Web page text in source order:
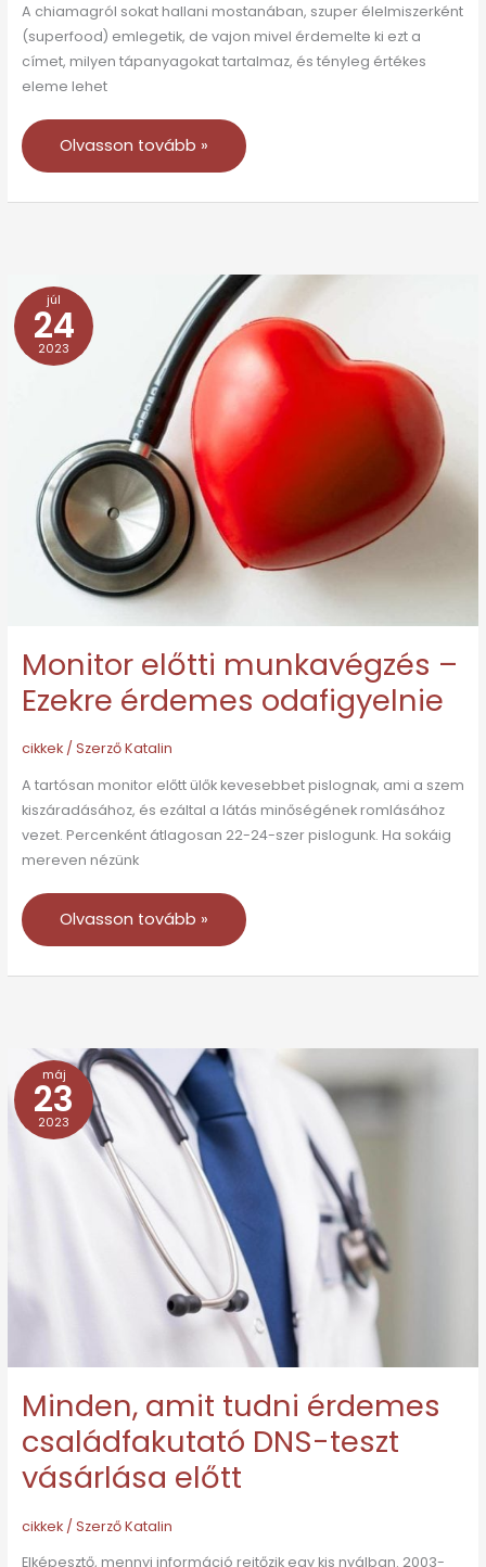
A chiamagról sokat hallani mostanában, szuper élelmiszerként
(superfood) emlegetik, de vajon mivel érdemelte ki ezt a
címet, milyen tápanyagokat tartalmaz, és tényleg értékes
eleme lehet
Olvasson tovább »
júl
24
2023
Monitor előtti munkavégzés –
Ezekre érdemes odafigyelnie
cikkek/ SzerzőKatalin
A tartósan monitor előtt ülők kevesebbet pislognak, ami a szem
kiszáradásához, és ezáltal a látás minőségének romlásához
vezet. Percenként átlagosan 22-24-szer pislogunk. Ha sokáig
mereven nézünk
Monitor
előtti
munkavégzés
érdemes
odafigyelnie
Olvasson tovább »
máj
23
2023
Minden, amit tudni érdemes
családfakutató DNS-teszt
vásárlása előtt
cikkek/ SzerzőKatalin
Elképesztő, mennyi információ rejtőzik egy kis nyálban. 2003-
Minden,
amit
tudni
érdemes
családfakutató